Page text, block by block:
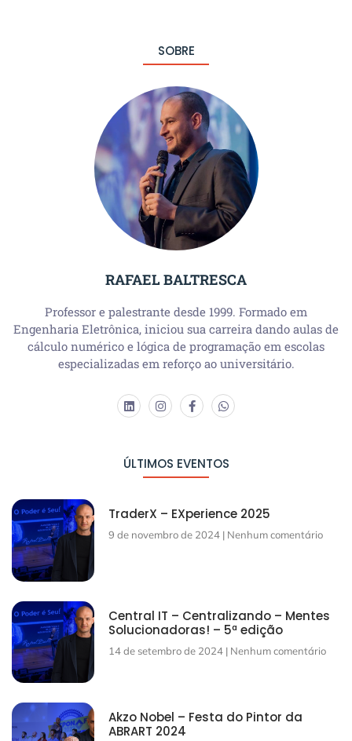
SOBRE
RAFAEL BALTRESCA
Professor e palestrante desde 1999. Formado em
Engenharia Eletrônica, iniciou sua carreira dando aulas de
cálculo numérico e lógica de programação em escolas
especializadas em reforço ao universitário.
ÚLTIMOS EVENTOS
TraderX – EXperience 2025
9 de novembro de 2024 Nenhum comentário
Central IT – Centralizando – Mentes
Solucionadoras! – 5ª edição
14 de setembro de 2024 Nenhum comentário
Akzo Nobel – Festa do Pintor da
ABRART 2024